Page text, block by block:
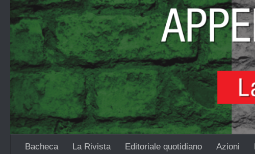
Salta al contenuto
Bacheca La Rivista Editoriale quotidiano Azioni